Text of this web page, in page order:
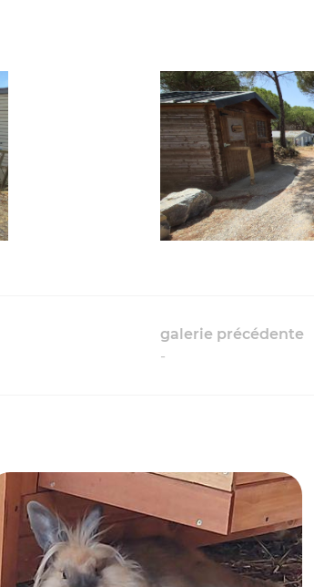
galerie précédente
-